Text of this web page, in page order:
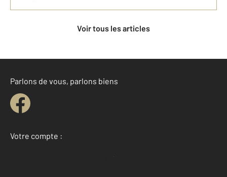
Voir tous les articles
Parlons de vous, parlons biens
Votre compte :
Accéder à mon compte